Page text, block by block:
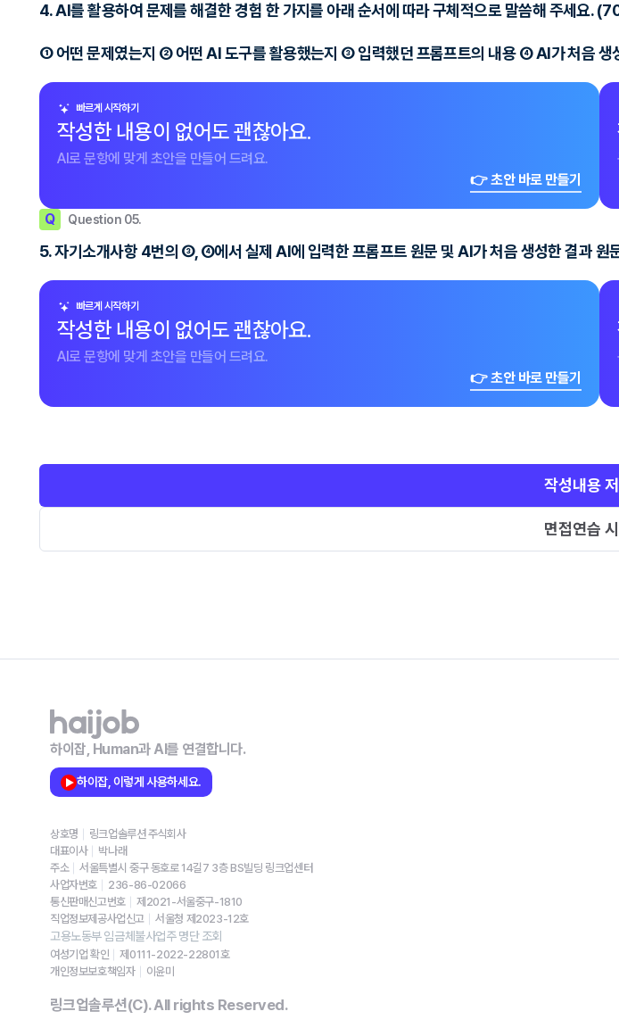
4. AI를 활용하여 문제를 해결한 경험 한 가지를 아래 순서에 따라 구체적으로 말씀해 주세요.
① 어떤 문제였는지 ② 어떤 AI 도구를 활용했는지 ③ 입력했던 프롬프트의 내용 ④ AI가 처음 생
빠르게 시작하기
작성한 내용이 없어도 괜찮아요.
AI로 문항에 맞게 초안을 만들어 드려요.
👉 초안 바로 만들기
Q Question 05.
5. 자기소개사항 4번의 ③, ④에서 실제 AI에 입력한 프롬프트 원문 및 AI가 처음 생성한 결과 원
빠르게 시작하기
작성한 내용이 없어도 괜찮아요.
AI로 문항에 맞게 초안을 만들어 드려요.
👉 초안 바로 만들기
작성내용
면접연습
하이잡, Human과 AI를 연결합니다.
하이잡, 이렇게 사용하세요.
상호명
링크업솔루션 주식회사
대표이사
박나래
주소
서울특별시 중구 동호로 14길7 3층 BS빌딩 링크업센터
사업자번호
236-86-02066
통신판매신고번호
제2021-서울중구-1810
직업정보제공사업신고
서울청 제2023-12호
고용노동부 임금체불사업주 명단 조회
여성기업 확인
제0111-2022-22801호
개인정보보호책임자
이윤미
링크업솔루션(C). All rights Reserved.